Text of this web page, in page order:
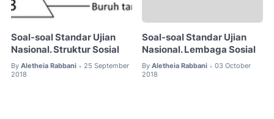
Soal-soal Standar Ujian
Nasional. Struktur Sosial
By Aletheia Rabbani • 25 September
2018
Soal-soal Standar Ujian
Nasional. Lembaga Sosial
By Aletheia Rabbani • 03 October
2018